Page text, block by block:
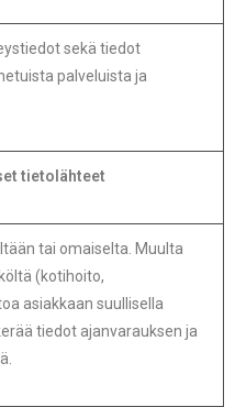
sekä tiedot
palveluista ja
tietolähteet
tai omaiselta. Muulta
(kotihoito,
asiakkaan suullisella
tiedot ajanvarauksen ja